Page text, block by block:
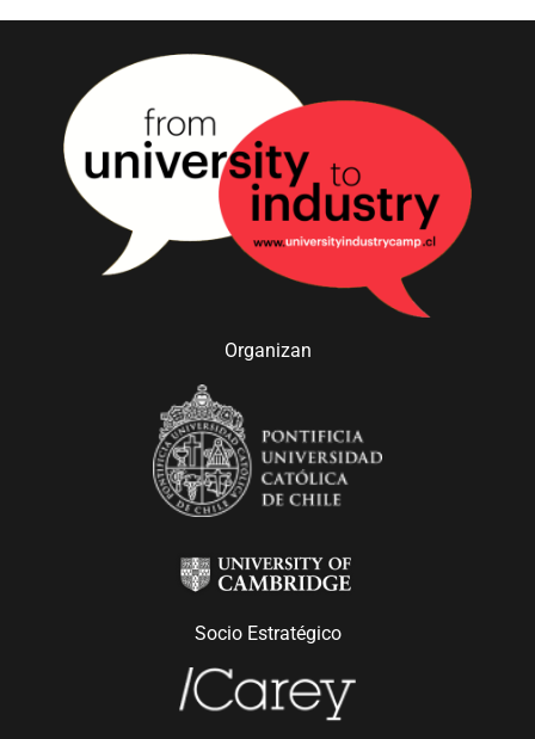
Organizan
Socio Estratégico